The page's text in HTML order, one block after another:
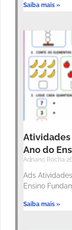
Saiba mais »
Atividades
Ano do
Adriano Rocha
Ads
Ensino
Saiba mais »